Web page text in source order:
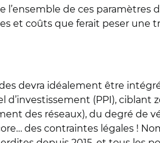
l’ensemble de ces
et coûts que ferait peser
devra idéalement être
d’investissement (PPI),
des réseaux), du degré de
des contraintes légales !